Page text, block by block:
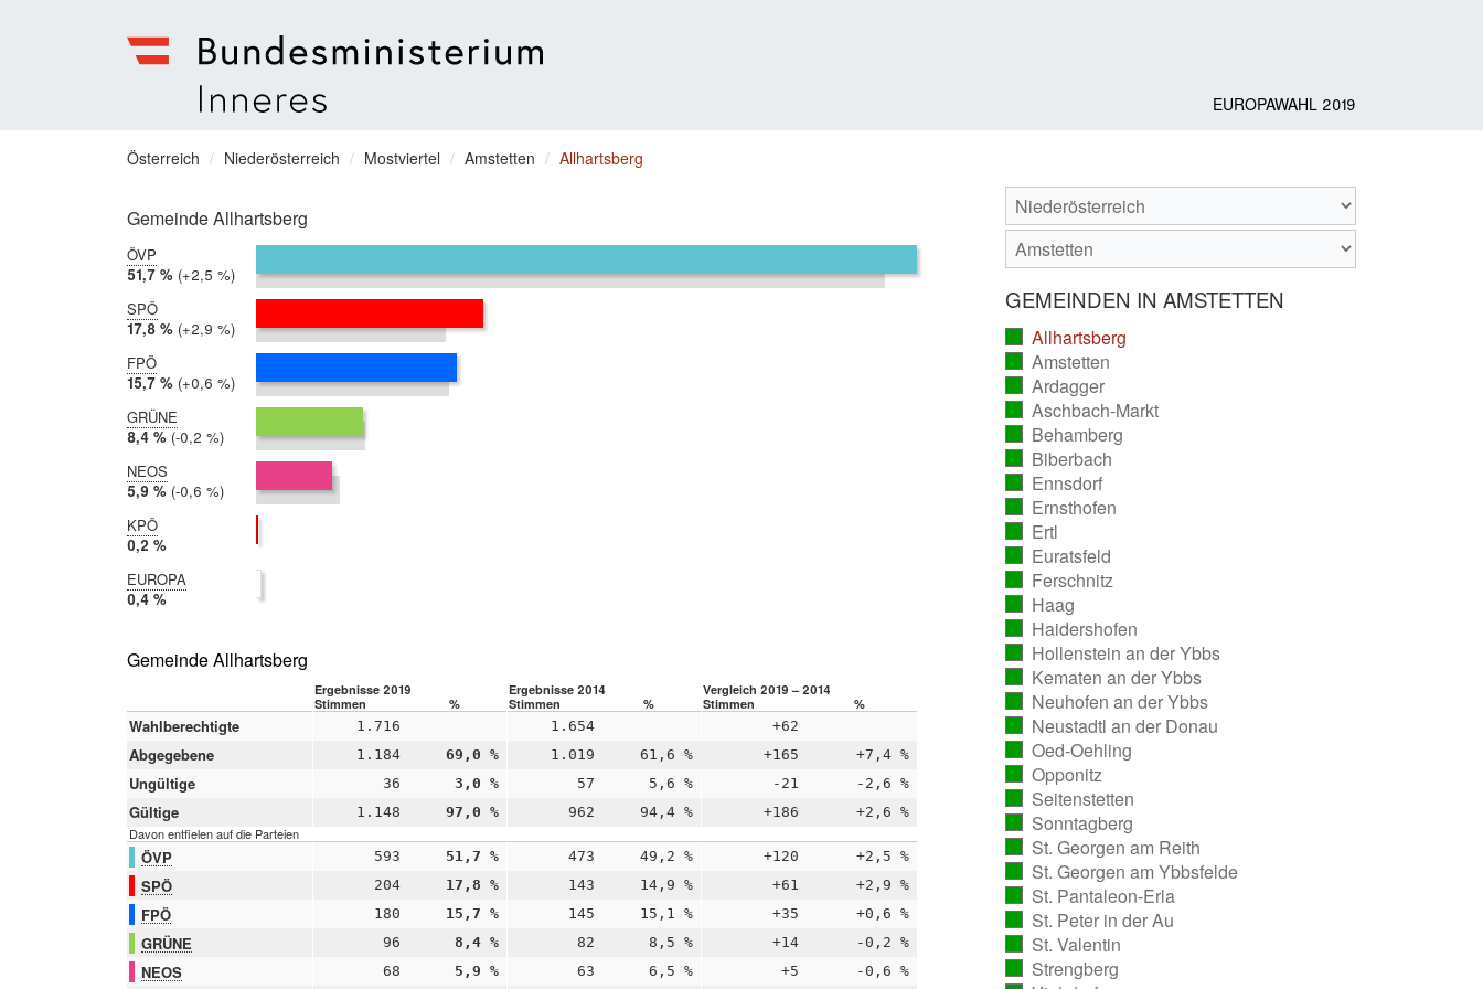
für
Inneres
EUROPAWAHL 2019
Sie
sich
hier:
Österreich Niederösterreich Mostviertel Amstetten Allhartsberg
Gemeinde Allhartsberg
ÖVP
2019:
51,7 %
2014:
49,2 %
Differenz:
+2,5 %
SPÖ
2019:
17,8 %
2014:
14,9 %
Differenz:
+2,9 %
FPÖ
2019:
15,7 %
2014:
15,1 %
Differenz:
+0,6 %
GRÜNE
2019:
8,4 %
2014:
8,5 %
Differenz:
-0,2 %
NEOS
2019:
5,9 %
2014:
6,5 %
Differenz:
-0,6 %
KPÖ
2019:
0,2 %
nicht
teilgenommen
EUROPA
2019:
0,4 %
teilgenommen
Gemeinde Allhartsberg
Ergebnisse 2019 Ergebnisse 2014
Vergleich 2019 – 2014
Stimmen
% Stimmen % Stimmen %
Wahlberechtigte 1.716 1.654 +62
Abgegebene 1.184 69,0 % 1.019 61,6 % +165 +7,4 %
Ungültige 36 3,0 % 57 5,6 % -21 -2,6 %
Gültige 1.148 97,0 % 962 94,4 % +186 +2,6 %
Davon entfielen auf die Parteien
ÖVP 593 51,7 % 473 49,2 % +120 +2,5 %
SPÖ 204 17,8 % 143 14,9 % +61 +2,9 %
FPÖ 180 15,7 % 145 15,1 % +35 +0,6 %
GRÜNE 96 8,4 % 82 8,5 % +14 -0,2 %
NEOS 68 5,9 % 63 6,5 % +5 -0,6 %
GEMEINDEN IN AMSTETTEN
Allhartsberg
ausgezählt)
Amstetten
ausgezählt)
Ardagger
ausgezählt)
Aschbach-Markt
ausgezählt)
Behamberg
ausgezählt)
Biberbach
ausgezählt)
Ennsdorf
ausgezählt)
Ernsthofen
ausgezählt)
Ertl
ausgezählt)
Euratsfeld
ausgezählt)
Ferschnitz
ausgezählt)
Haag
ausgezählt)
Haidershofen
ausgezählt)
Hollenstein an der Ybbs(vollständig
ausgezählt)
Kematen an der Ybbs
ausgezählt)
Neuhofen an der Ybbs
ausgezählt)
Neustadtl an der Donau(vollständig
ausgezählt)
Oed-Oehling
ausgezählt)
Opponitz
ausgezählt)
Seitenstetten
ausgezählt)
Sonntagberg
ausgezählt)
St. Georgen am Reith
ausgezählt)
St. Georgen am Ybbsfelde(vollständig
ausgezählt)
St. Pantaleon-Erla
ausgezählt)
St. Peter in der Au
ausgezählt)
St. Valentin
ausgezählt)
Strengberg